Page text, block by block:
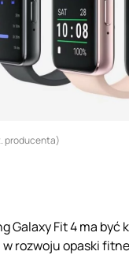
producenta)
Galaxy Fit 4 ma być
w rozwoju opaski